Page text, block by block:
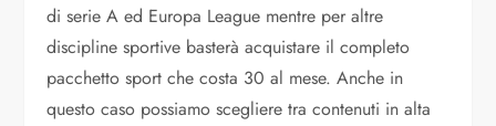
di serie A ed Europa League mentre per altre
discipline sportive basterà acquistare il completo
pacchetto sport che costa 30 al mese. Anche in
questo caso possiamo scegliere tra contenuti in alta